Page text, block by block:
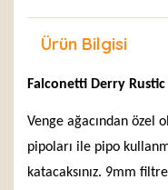
Ürün Bilgisi
Falconetti Derry
Venge ağacından özel
pipoları ile pipo
katacaksınız. 9mm